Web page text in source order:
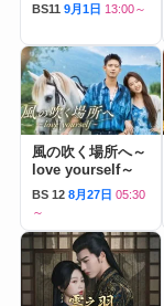
BS11 9月1日 13:00～
風の吹く場所へ～
love yourself～
BS 12 8月27日 05:30
～